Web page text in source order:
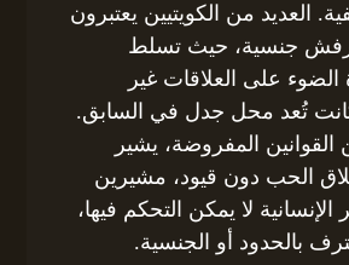
العديد من الكويتيين يعتبرون
جنسية، حيث تسلط
الضوء على العلاقات غير
كانت تُعد محل جدل في السابق.
المفروضة، يشير
الحب دون قيود، مشيرين
لا يمكن التحكم فيها،
بالحدود أو الجنسية.